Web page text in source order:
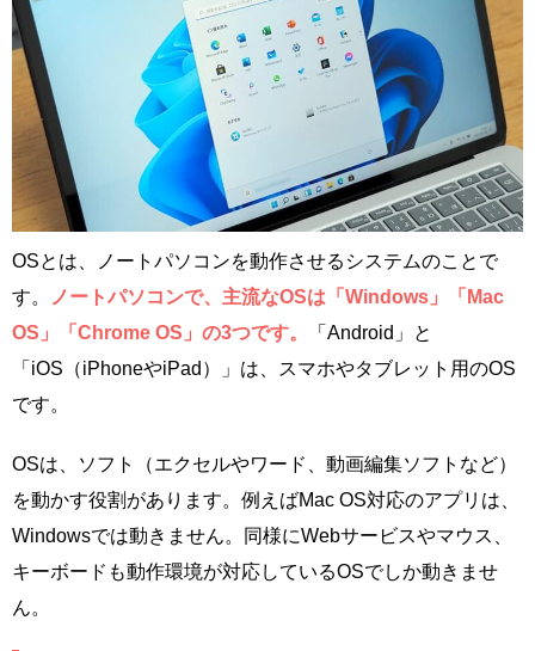
OSとは、ノートパソコンを動作させるシステムのことで
す。
ノートパソコンで、主流なOSは「Windows」「Mac
OS」「Chrome OS」の3つです。
「Android」と
「iOS（iPhoneやiPad）」は、スマホやタブレット用のOS
です。
OSは、ソフト（エクセルやワード、動画編集ソフトなど）
を動かす役割があります。例えばMac OS対応のアプリは、
Windowsでは動きません。同様にWebサービスやマウス、
キーボードも動作環境が対応しているOSでしか動きませ
ん。